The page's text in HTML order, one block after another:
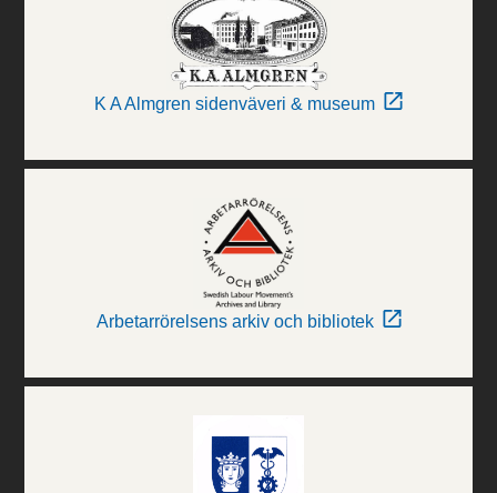
K A Almgren sidenväveri & museum
Arbetarrörelsens arkiv och bibliotek